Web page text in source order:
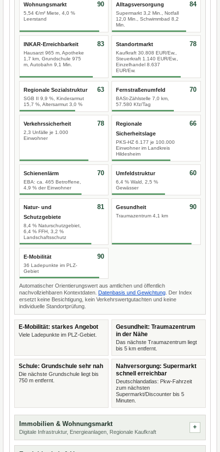
Wohnungsmarkt
5,54 €/m² Miete, 4,0 %
Leerstand
90 Alltagsversorgung
Supermarkt 3,2 Min., Notfall
12,0 Min., Schwimmbad 8,2
Min.
84
INKAR-Erreichbarkeit
Hausarzt 965 m, Apotheke
1,7 km, Grundschule 975
m, Autobahn 9,1 Min.
83 Standortmarkt
Kaufkraft 30.808 EUR/Ew.,
Steuerkraft 1.140 EUR/Ew.,
Einzelhandel 8.637
EUR/Ew.
78
Regionale Sozialstruktur
SGB II 9,9 %, Kinderarmut
15,7 %, Altersarmut 3,0 %
63 Fernstraßenumfeld
BASt-Zählstelle 7,0 km,
57.580 Kfz/Tag
70
Verkehrssicherheit
2,3 Unfälle je 1.000
Einwohner
78
Regionale
Sicherheitslage
PKS-HZ 6.177 je 100.000
Einwohner im Landkreis
Hildesheim
66
Schienenlärm
EBA: ca. 465 Betroffene,
4,9 % der Einwohner
70 Umfeldstruktur
6,4 % Wald, 2,5 %
Gewässer
60
Natur- und
Schutzgebiete
8,4 % Naturschutzgebiet,
6,4 % FFH, 3,2 %
Landschaftsschutz
81 Gesundheit
Traumazentrum 4,1 km
90
E-Mobilität
36 Ladepunkte im PLZ-
Gebiet
90
Automatischer Orientierungswert aus amtlichen und öffentlich
nachvollziehbaren Kontextdaten. Datenbasis und Gewichtung . Der Index
ersetzt keine Besichtigung, kein Verkehrswertgutachten und keine
individuelle Standortprüfung.
E-Mobilität: starkes Angebot
Viele Ladepunkte im PLZ-Gebiet.
Gesundheit: Traumazentrum
in der Nähe
Das nächste Traumazentrum liegt
bis 5 km entfernt.
Schule: Grundschule sehr nah
Die nächste Grundschule liegt bis
750 m entfernt.
Nahversorgung: Supermarkt
schnell erreichbar
Deutschlandatlas: Pkw-Fahrzeit
zum nächsten
Supermarkt/Discounter bis 5
Minuten.
Immobilien & Wohnungsmarkt
Digitale Infrastruktur, Energieanlagen, Regionale Kaufkraft